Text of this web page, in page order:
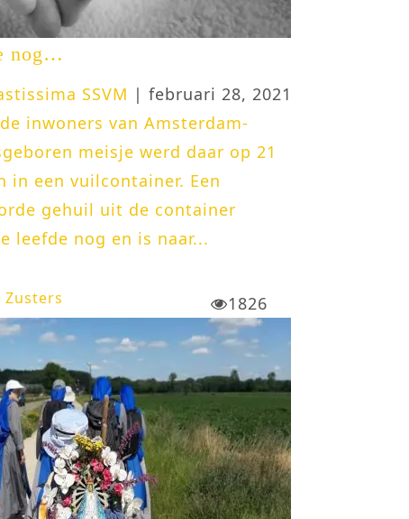
nog…
SSVM | februari 28, 2021
inwoners van Amsterdam-
meisje werd daar op 21
in een vuilcontainer. Een
gehuil uit de container
leefde nog en is naar...
Zusters 1826